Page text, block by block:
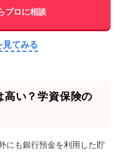
プロに相談
見てみる
高い？学資保険の
にも銀行預金を利用した貯